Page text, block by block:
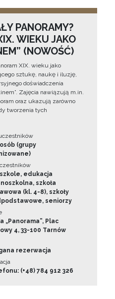
PANORAMY?
WIEKU JAKO
(NOWOŚĆ)
XIX. wieku jako
sztukę, naukę i iluzję,
doświadczenia
Zajęcia nawiązują m.in.
oraz ukazują zarówno
tworzenia tych
(grupy
edukacja
szkoła
(kl. 4-8), szkoły
seniorzy
„Panorama”, Plac
4, 33-100 Tarnów
rezerwacja
(+48) 784 912 326